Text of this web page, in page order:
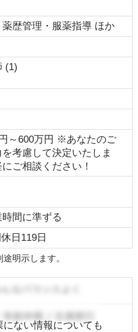
歴管理・服薬指導 ほか
(1)
～600万円 ※あなたのご
考慮して決定いたしま
ご相談ください！
間に準ずる
日119日
明示します。
にない情報についても